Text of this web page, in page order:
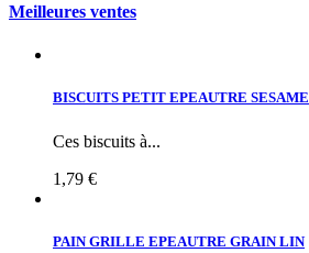
Meilleures ventes
BISCUITS PETIT EPEAUTRE SESAME
Ces biscuits à...
1,79 €
PAIN GRILLE EPEAUTRE GRAIN LIN